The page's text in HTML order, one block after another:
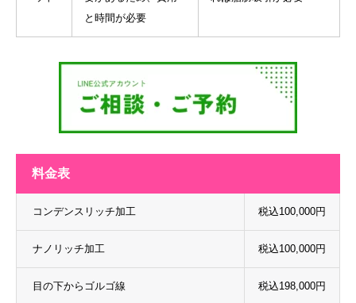
と時間が必要
料金表
コンデンスリッチ加工 税込100,000円
ナノリッチ加工 税込100,000円
目の下からゴルゴ線 税込198,000円